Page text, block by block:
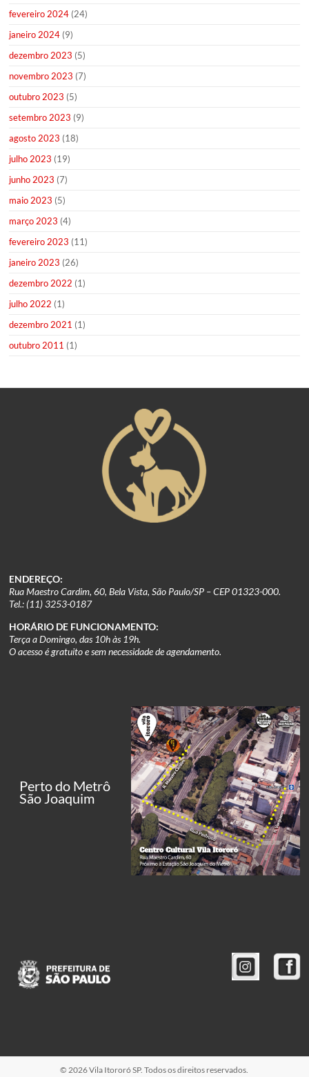
fevereiro 2024 (24)
janeiro 2024 (9)
dezembro 2023 (5)
novembro 2023 (7)
outubro 2023 (5)
setembro 2023 (9)
agosto 2023 (18)
julho 2023 (19)
junho 2023 (7)
maio 2023 (5)
março 2023 (4)
fevereiro 2023 (11)
janeiro 2023 (26)
dezembro 2022 (1)
julho 2022 (1)
dezembro 2021 (1)
outubro 2011 (1)
ENDEREÇO:
Rua Maestro Cardim, 60, Bela Vista, São Paulo/SP – CEP 01323-000.
Tel.: (11) 3253-0187
HORÁRIO DE FUNCIONAMENTO:
Terça a Domingo, das 10h às 19h.
O acesso é gratuito e sem necessidade de agendamento.
Perto do Metrô
São Joaquim
© 2026 Vila Itororó SP. Todos os direitos reservados.